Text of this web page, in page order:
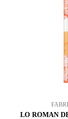
LO ROMAN